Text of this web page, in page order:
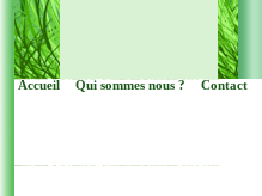
Accueil Qui sommes nous ? Contact